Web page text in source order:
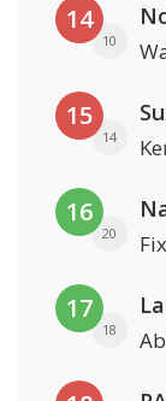
14
10
15
14
16
20
17
18